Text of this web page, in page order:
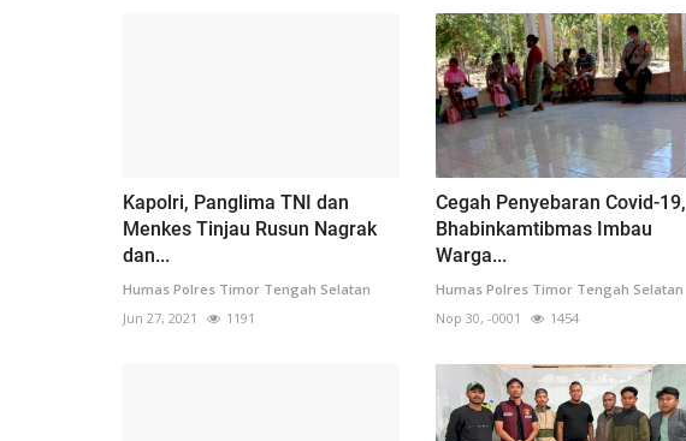
Kapolri, Panglima TNI dan
Menkes Tinjau Rusun Nagrak
dan...
Humas Polres Timor Tengah Selatan
Jun 27, 2021
1191
Cegah Penyebaran Covid-19,
Bhabinkamtibmas Imbau
Warga...
Humas Polres Timor Tengah Selatan
Nop 30, -0001
1454